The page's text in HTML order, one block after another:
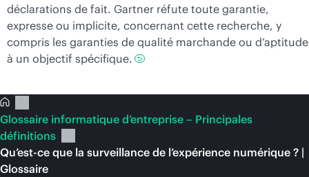
déclarations de fait. Gartner réfute toute garantie,
expresse ou implicite, concernant cette recherche, y
compris les garanties de qualité marchande ou d’aptitude
à un objectif spécifique.
Glossaire informatique d’entreprise – Principales
définitions
Qu’est-ce que la surveillance de l’expérience numérique ? |
Glossaire